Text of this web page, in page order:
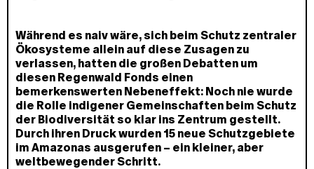
Während es naiv wäre, sich beim Schutz zentraler
Ökosysteme allein auf diese Zusagen zu
verlassen, hatten die großen Debatten um
diesen Regenwald Fonds einen
bemerkenswerten Nebeneffekt: Noch nie wurde
die Rolle indigener Gemeinschaften beim Schutz
der Biodiversität so klar ins Zentrum gestellt.
Durch ihren Druck wurden 15 neue Schutzgebiete
im Amazonas ausgerufen – ein kleiner, aber
weltbewegender Schritt.